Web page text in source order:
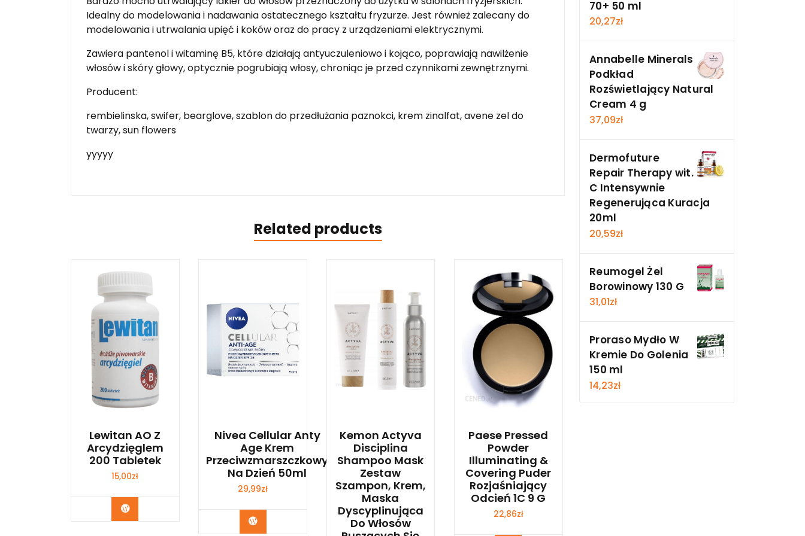
Idealny do modelowania i nadawania ostatecznego kształtu fryzurze. Jest również zalecany do
modelowania i utrwalania upięć i koków oraz do pracy z urządzeniami elektrycznymi.
Zawiera pantenol i witaminę B5, które działają antyuczuleniowo i kojąco, poprawiają nawilżenie
włosów i skóry głowy, optycznie pogrubiają włosy, chroniąc je przed czynnikami zewnętrznymi.
Producent:
rembielinska, swifer, bearglove, szablon do przedłużania paznokci, krem zinalfat, avene zel do
twarzy, sun flowers
yyyyy
Related products
Lewitan AO Z
Arcydzięglem
200 Tabletek
15,00zł
Zobacz
Nivea Cellular Anty
Age Krem
Przeciwzmarszczkowy
Na Dzień 50ml
29,99zł
Zobacz
Kemon Actyva
Disciplina
Shampoo Mask
Zestaw
Szampon, Krem,
Maska
Dyscyplinująca
Do Włosów
Paese Pressed
Powder
Illuminating &
Covering Puder
Rozjaśniający
Odcień 1C 9 G
22,86zł
70+ 50 ml
20,27zł
Annabelle Minerals
Podkład
Rozświetlający Natural
Cream 4 g
37,09zł
Dermofuture
Repair Therapy wit.
C Intensywnie
Regenerująca Kuracja
20ml
20,59zł
Reumogel Żel
Borowinowy 130 G
31,01zł
Proraso Mydło W
Kremie Do Golenia
150 ml
14,23zł